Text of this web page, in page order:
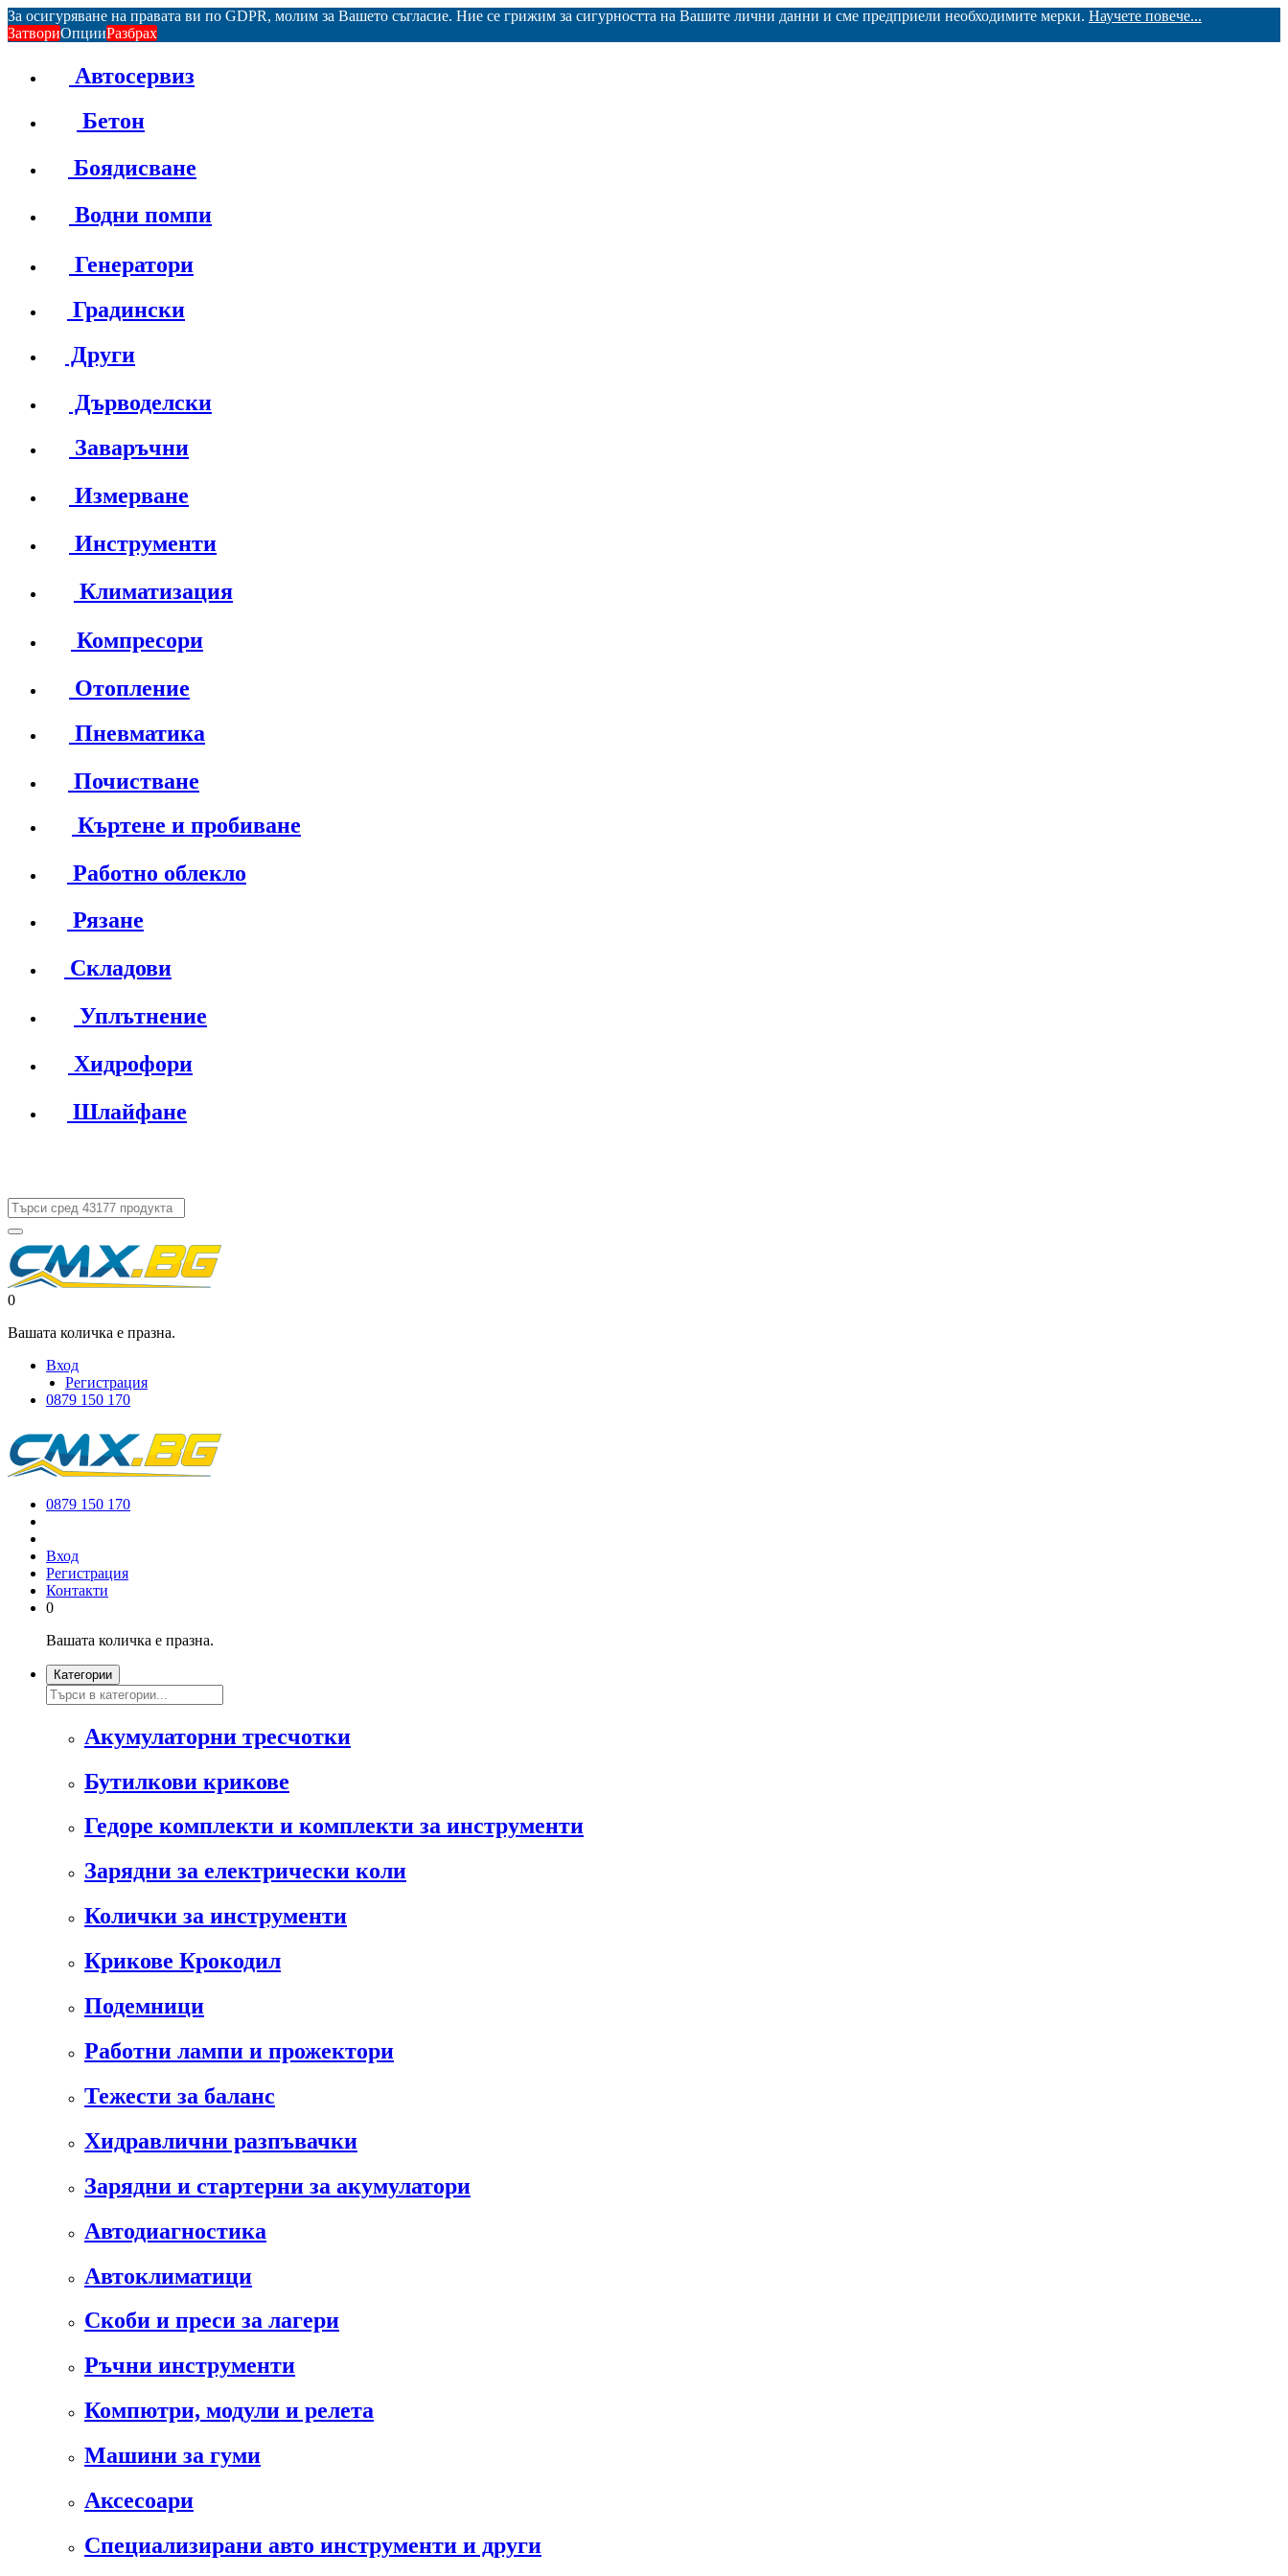
За осигуряване на правата ви по GDPR, молим за Вашето съгласие. Ние се грижим за сигурността на Вашите лични данни и сме предприели необходимите мерки. Научете повече...
ЗатвориОпцииРазбрах
Автосервиз
Бетон
Боядисване
Водни помпи
Генератори
Градински
Други
Дърводелски
Заваръчни
Измерване
Инструменти
Климатизация
Компресори
Отопление
Пневматика
Почистване
Къртене и пробиване
Работно облекло
Рязане
Складови
Уплътнение
Хидрофори
Шлайфане
0
Вашата количка е празна.
Вход
Регистрация
0879 150 170
0879 150 170
Вход
Регистрация
Контакти
0
Вашата количка е празна.
Категории
Акумулаторни тресчотки
Бутилкови крикове
Гедоре комплекти и комплекти за инструменти
Зарядни за електрически коли
Колички за инструменти
Крикове Крокодил
Подемници
Работни лампи и прожектори
Тежести за баланс
Хидравлични разпъвачки
Зарядни и стартерни за акумулатори
Автодиагностика
Автоклиматици
Скоби и преси за лагери
Ръчни инструменти
Компютри, модули и релета
Машини за гуми
Аксесоари
Специализирани авто инструменти и други